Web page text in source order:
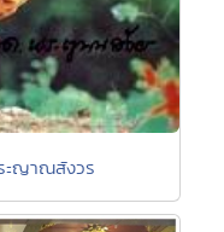
ะญาณสังวร